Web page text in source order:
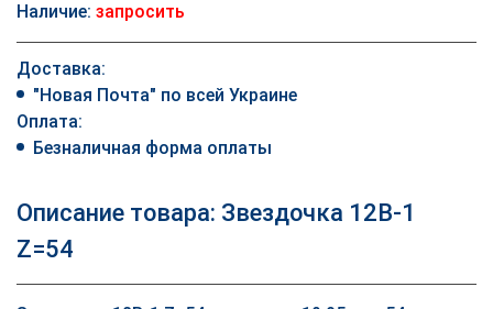
Наличие: запросить
Доставка:
"Новая Почта" по всей Украине
Оплата:
Безналичная форма оплаты
Описание товара: Звездочка 12B-1
Z=54